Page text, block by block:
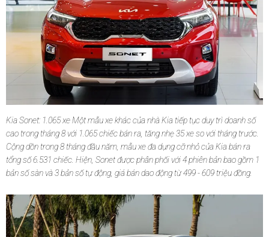
Kia Sonet: 1.065 xe Một mẫu xe khác của nhà Kia tiếp tục duy trì doanh số
cao trong tháng 8 với 1.065 chiếc bán ra, tăng nhẹ 35 xe so với tháng trước.
Cộng dồn trong 8 tháng đầu năm, mẫu xe đa dụng cỡ nhỏ của Kia bán ra
tổng số 6.531 chiếc. Hiện, Sonet được phân phối với 4 phiên bản bao gồm 1
bản số sàn và 3 bản số tự động, giá bán dao động từ 499 - 609 triệu đồng.